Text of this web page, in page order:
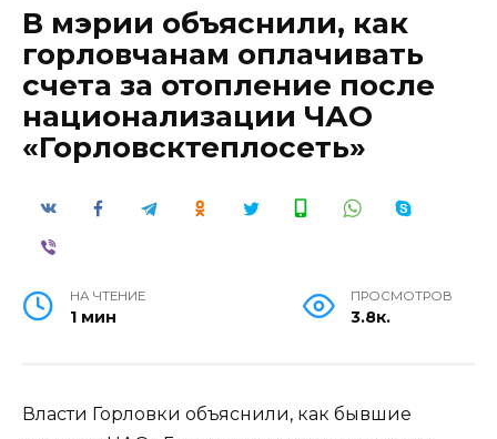
В мэрии объяснили, как
горловчанам оплачивать
счета за отопление после
национализации ЧАО
«Горловсктеплосеть»
НА ЧТЕНИЕ
1 мин
ПРОСМОТРОВ
3.8к.
Власти Горловки объяснили, как бывшие